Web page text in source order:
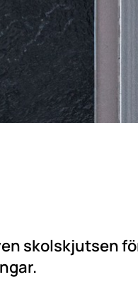
skolskjutsen